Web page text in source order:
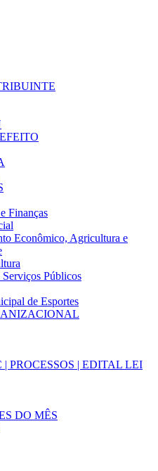
Finanças
Econômico, Agricultura e
Públicos
de Esportes
PROCESSOS | EDITAL LEI
DO MÊS